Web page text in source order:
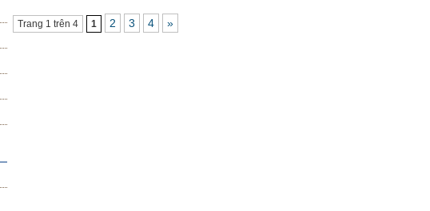
Trang 1 trên 4 1 2 3 4 »